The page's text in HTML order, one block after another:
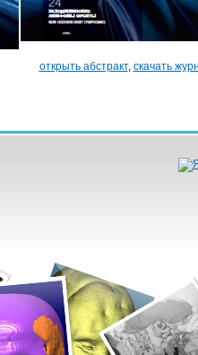
открыть абстракт, скачать